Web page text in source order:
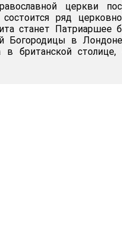
церкви
ряд
станет Патриаршее
Богородицы в
в британской